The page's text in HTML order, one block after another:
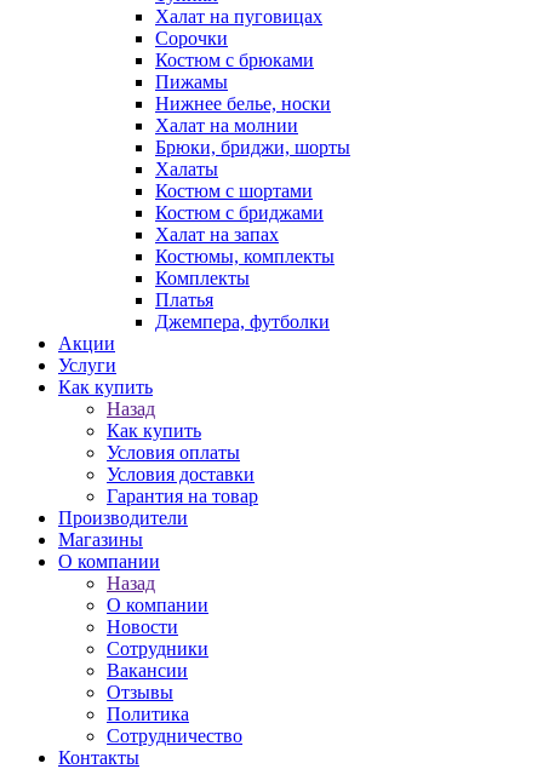
Халат на пуговицах
Сорочки
Костюм с брюками
Пижамы
Нижнее белье, носки
Халат на молнии
Брюки, бриджи, шорты
Халаты
Костюм с шортами
Костюм с бриджами
Халат на запах
Костюмы, комплекты
Комплекты
Платья
Джемпера, футболки
Акции
Услуги
Как купить
Назад
Как купить
Условия оплаты
Условия доставки
Гарантия на товар
Производители
Магазины
О компании
Назад
О компании
Новости
Сотрудники
Вакансии
Отзывы
Политика
Сотрудничество
Контакты